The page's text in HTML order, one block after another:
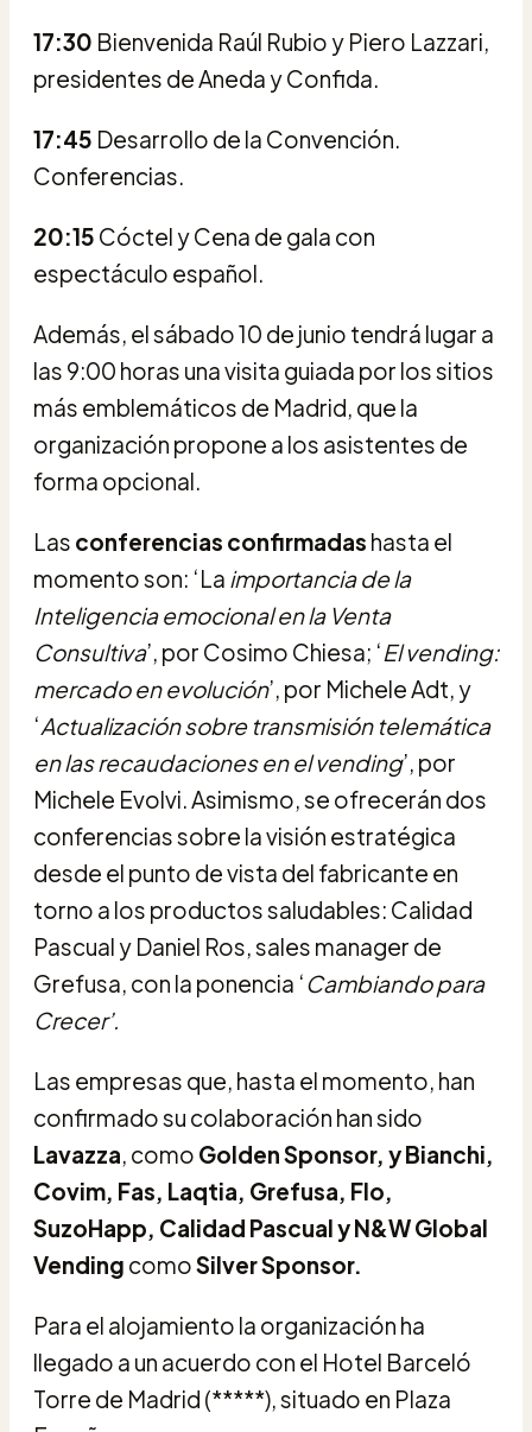
17:30 Bienvenida Raúl Rubio y Piero Lazzari,
presidentes de Aneda y Confida.
17:45 Desarrollo de la Convención.
Conferencias.
20:15 Cóctel y Cena de gala con
espectáculo español.
Además, el sábado 10 de junio tendrá lugar a
las 9:00 horas una visita guiada por los sitios
más emblemáticos de Madrid, que la
organización propone a los asistentes de
forma opcional.
Las conferencias confirmadas hasta el
momento son: ‘La importancia de la
Inteligencia emocional en la Venta
Consultiva’, por Cosimo Chiesa; ‘El vending:
mercado en evolución’, por Michele Adt, y
‘Actualización sobre transmisión telemática
en las recaudaciones en el vending’, por
Michele Evolvi. Asimismo, se ofrecerán dos
conferencias sobre la visión estratégica
desde el punto de vista del fabricante en
torno a los productos saludables: Calidad
Pascual y Daniel Ros, sales manager de
Grefusa, con la ponencia ‘Cambiando para
Crecer’.
Las empresas que, hasta el momento, han
confirmado su colaboración han sido
Lavazza, como Golden Sponsor, y Bianchi,
Covim, Fas, Laqtia, Grefusa, Flo,
SuzoHapp, Calidad Pascual y N&W Global
Vending comoSilver Sponsor.
Para el alojamiento la organización ha
llegado a un acuerdo con el Hotel Barceló
Torre de Madrid (*****), situado en Plaza